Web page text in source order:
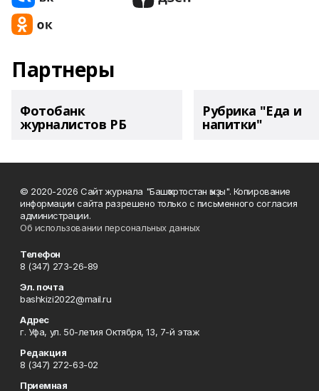
Партнеры
Фотобанк
журналистов РБ
Рубрика "Еда и
напитки"
© 2020-2026 Сайт журнала "Башҡортостан ҡыҙы". Копирование
информации сайта разрешено только с письменного согласия
администрации.
Об использовании персональных данных
Телефон
8 (347) 273-26-89
Эл. почта
bashkizi2022@mail.ru
Адрес
г. Уфа, ул. 50-летия Октября, 13, 7-й этаж
Редакция
8 (347) 272-63-02
Приемная